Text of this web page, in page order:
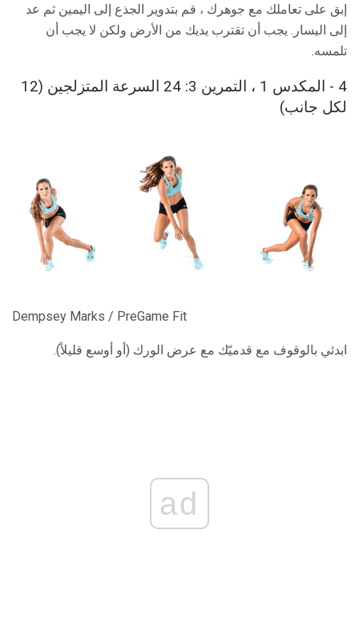
إبق على تعاملك مع جوهرك ، قم بتدوير الجذع إلى اليمين ثم عد
إلى اليسار. يجب أن تقترب يديك من الأرض ولكن لا يجب أن
تلمسه.
4 - المكدس 1 ، التمرين 3: 24 السرعة المتزلجين (12
لكل جانب)
Dempsey Marks / PreGame Fit
ابدئي بالوقوف مع قدميّك مع عرض الورك (أو أوسع قليلاً).
ad